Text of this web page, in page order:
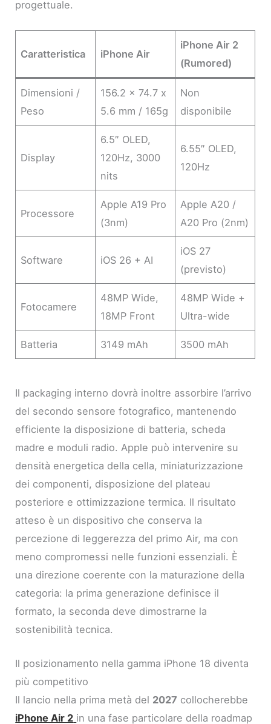
progettuale.
Caratteristica iPhone Air
iPhone Air 2
(Rumored)
Dimensioni /
Peso
156.2 x 74.7 x
5.6 mm / 165g
Non
disponibile
Display
6.5″ OLED,
120Hz, 3000
nits
6.55″ OLED,
120Hz
Processore
Apple A19 Pro
(3nm)
Apple A20 /
A20 Pro (2nm)
Software iOS 26 + AI
iOS 27
(previsto)
Fotocamere
48MP Wide,
18MP Front
48MP Wide +
Ultra-wide
Batteria 3149 mAh 3500 mAh
Il packaging interno dovrà inoltre assorbire l’arrivo
del secondo sensore fotografico, mantenendo
efficiente la disposizione di batteria, scheda
madre e moduli radio. Apple può intervenire su
densità energetica della cella, miniaturizzazione
dei componenti, disposizione del plateau
posteriore e ottimizzazione termica. Il risultato
atteso è un dispositivo che conserva la
percezione di leggerezza del primo Air, ma con
meno compromessi nelle funzioni essenziali. È
una direzione coerente con la maturazione della
categoria: la prima generazione definisce il
formato, la seconda deve dimostrarne la
sostenibilità tecnica.
Il posizionamento nella gamma iPhone 18 diventa
più competitivo
Il lancio nella prima metà del 2027 collocherebbe
iPhone Air 2 in una fase particolare della roadmap